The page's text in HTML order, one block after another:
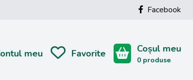
Facebook
meu Favorite Coșul meu
0 produse